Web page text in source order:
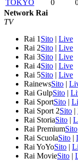
TOKYO
0
Network Rai
TV
Rai 1 Sito | Live
Rai 2Sito | Live
Rai 3Sito | Live
Rai 4Sito | Live
Rai 5Sito | Live
RainewsSito |
Rai GulpSito |
Rai SportSito |
Rai Sport 2Sito |
Rai StoriaSito |
Rai PremiumSito
Rai ScuolaSito |
Rai YoYoSito |
Rai MovieSito |